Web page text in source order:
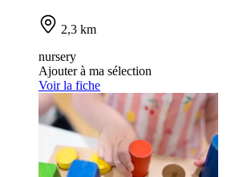
2,3 km
nursery
Ajouter à ma sélection
Voir la fiche